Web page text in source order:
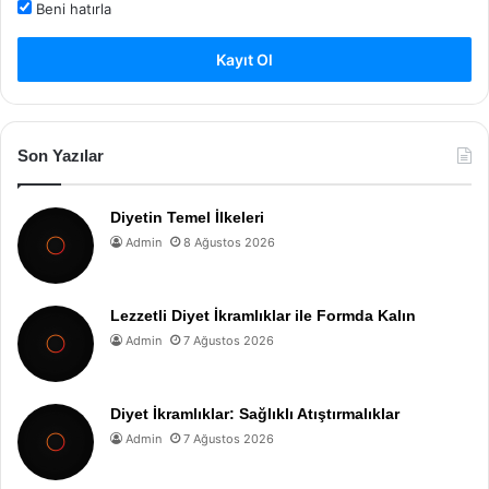
Beni hatırla
Kayıt Ol
Son Yazılar
Diyetin Temel İlkeleri
Admin 8 Ağustos 2026
Lezzetli Diyet İkramlıklar ile Formda Kalın
Admin 7 Ağustos 2026
Diyet İkramlıklar: Sağlıklı Atıştırmalıklar
Admin 7 Ağustos 2026